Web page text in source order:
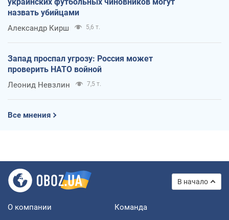
назвать убийцами
Александр Кирш 5,6 т.
Запад проспал угрозу: Россия может
проверить НАТО войной
Леонид Невзлин 7,5 т.
Все мнения
В начало
О компании Команда